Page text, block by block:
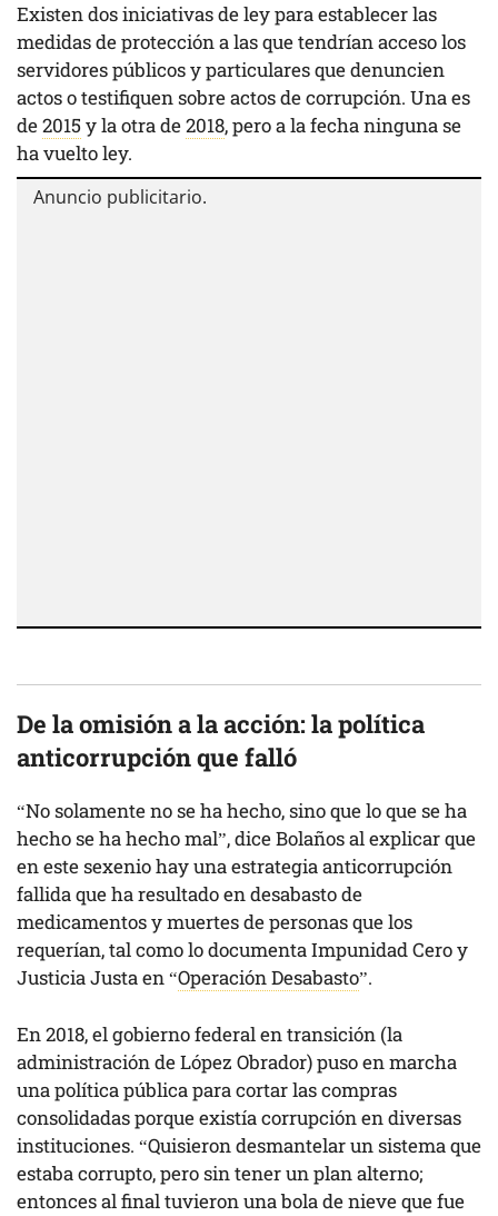
Existen dos iniciativas de ley para establecer las
medidas de protección a las que tendrían acceso los
servidores públicos y particulares que denuncien
actos o testifiquen sobre actos de corrupción. Una es
de2015y la otra de2018, pero a la fecha ninguna se
ha vuelto ley.
De la omisión a la acción: la política
anticorrupción que falló
“No solamente no se ha hecho, sino que lo que se ha
hecho se ha hecho mal”, dice Bolaños al explicar que
en este sexenio hay una estrategia anticorrupción
fallida que ha resultado en desabasto de
medicamentos y muertes de personas que los
requerían, tal como lo documenta Impunidad Cero y
Justicia Justa en “Operación Desabasto”.
En 2018, el gobierno federal en transición (la
administración de López Obrador) puso en marcha
una política pública para cortar las compras
consolidadas porque existía corrupción en diversas
instituciones. “Quisieron desmantelar un sistema que
estaba corrupto, pero sin tener un plan alterno;
entonces al final tuvieron una bola de nieve que fue